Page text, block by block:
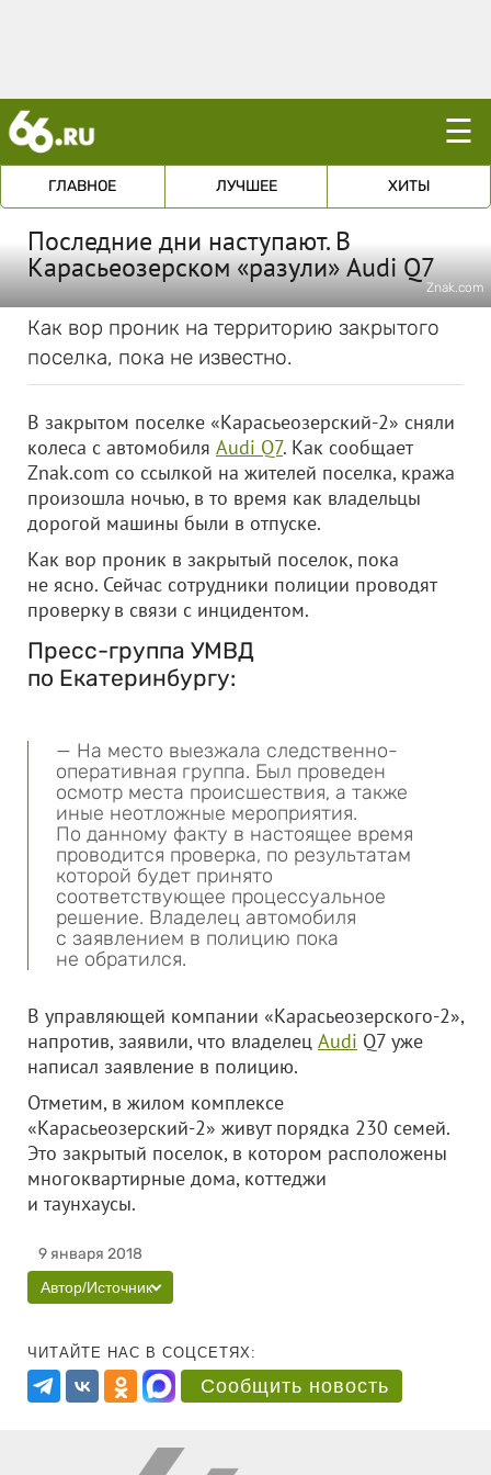
☰
ГЛАВНОЕ ЛУЧШЕЕ ХИТЫ
Последние дни наступают. В
Карасьеозерском «разули» Audi Q7
Znak.com
Как вор проник на территорию закрытого
поселка, пока не известно.
В закрытом поселке «Карасьеозерский-2» сняли
колеса с автомобиля Audi Q7. Как сообщает
Znak.com со ссылкой на жителей поселка, кража
произошла ночью, в то время как владельцы
дорогой машины были в отпуске.
Как вор проник в закрытый поселок, пока
не ясно. Сейчас сотрудники полиции проводят
проверку в связи с инцидентом.
Пресс-группа УМВД
по Екатеринбургу:
— На место выезжала следственно-
оперативная группа. Был проведен
осмотр места происшествия, а также
иные неотложные мероприятия.
По данному факту в настоящее время
проводится проверка, по результатам
которой будет принято
соответствующее процессуальное
решение. Владелец автомобиля
с заявлением в полицию пока
не обратился.
В управляющей компании «Карасьеозерского-2»,
напротив, заявили, что владелец Audi Q7 уже
написал заявление в полицию.
Отметим, в жилом комплексе
«Карасьеозерский-2» живут порядка 230 семей.
Это закрытый поселок, в котором расположены
многоквартирные дома, коттеджи
и таунхаусы.
9 января 2018
Автор/Источник
ЧИТАЙТЕ НАС В СОЦСЕТЯХ:
Сообщить новость